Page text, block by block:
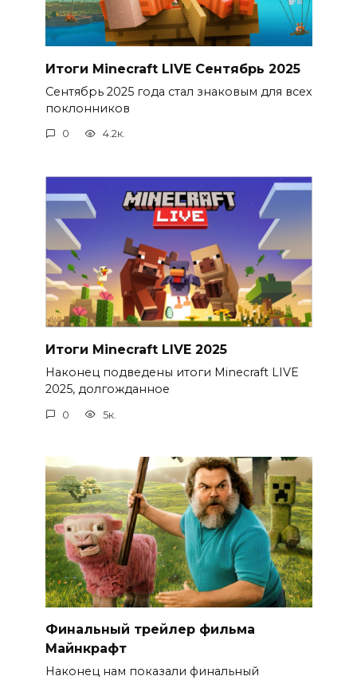
Итоги Minecraft LIVE Сентябрь 2025
Сентябрь 2025 года стал знаковым для всех
поклонников
0 4.2к.
Итоги Minecraft LIVE 2025
Наконец подведены итоги Minecraft LIVE
2025, долгожданное
0 5к.
Финальный трейлер фильма
Майнкрафт
Наконец нам показали финальный